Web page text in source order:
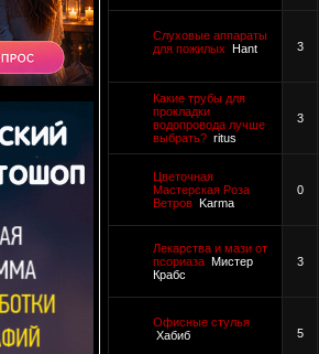
Слуховые аппараты
для пожилых
Hant 3
Какие трубы для
прокладки
водопровода лучше
выбрать? ritus
3
Цветочная
Мастерская Роза
Ветров
Karma
0
Лекарства и мази от
псориаза Мистер
Крабс
3
Офисные стулья
Хабиб
5